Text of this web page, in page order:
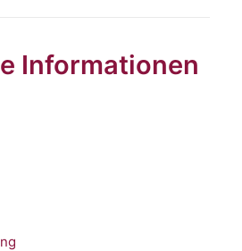
Informationen